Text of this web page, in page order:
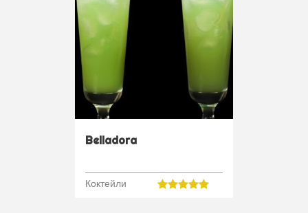
Belladora
Коктейли